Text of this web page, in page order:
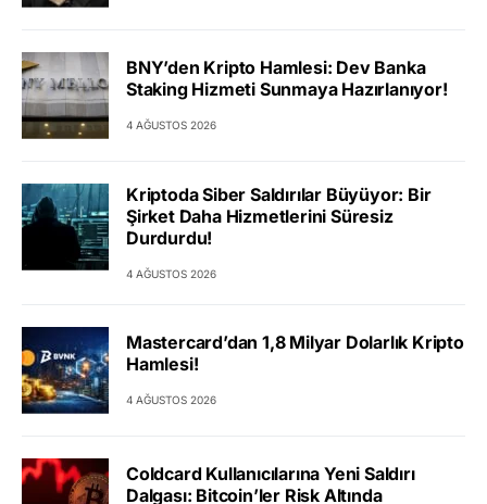
BNY’den Kripto Hamlesi: Dev Banka
Staking Hizmeti Sunmaya Hazırlanıyor!
4 AĞUSTOS 2026
Kriptoda Siber Saldırılar Büyüyor: Bir
Şirket Daha Hizmetlerini Süresiz
Durdurdu!
4 AĞUSTOS 2026
Mastercard’dan 1,8 Milyar Dolarlık Kripto
Hamlesi!
4 AĞUSTOS 2026
Coldcard Kullanıcılarına Yeni Saldırı
Dalgası: Bitcoin’ler Risk Altında